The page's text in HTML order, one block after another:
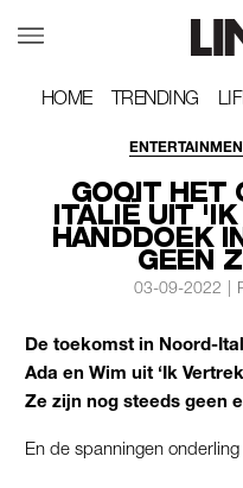
HOME
HOME TRENDING
TRENDING
GOOIT HET
ITALIË UIT
HANDDOEK
GEEN
03-09-2022 |
De toekomst in Noord-
Ada en Wim uit ‘Ik
Ze zijn nog steeds geen
En de spanningen